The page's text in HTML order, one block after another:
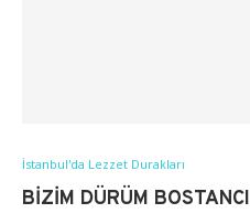
İstanbul'da Lezzet Durakları
BIZIM DÜRÜM BOSTANCI